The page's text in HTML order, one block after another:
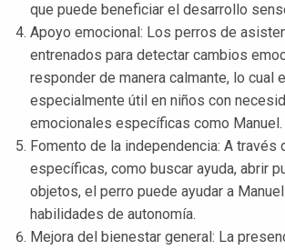
que puede beneficiar el desarrollo
Apoyo emocional: Los perros de
entrenados para detectar cambios
responder de manera calmante, lo cual
especialmente útil en niños con
emocionales específicas como Manuel.
Fomento de la independencia: A través
específicas, como buscar ayuda, abrir
objetos, el perro puede ayudar a
habilidades de autonomía.
Mejora del bienestar general: La